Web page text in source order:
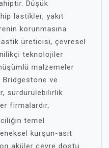
Düşük
lastikler, yakıt
korunmasına
üreticisi, çevresel
teknolojiler
malzemeler
Bridgestone ve
sürdürülebilirlik
firmalardır.
temel
kurşun-asit
aküler çevre dostu